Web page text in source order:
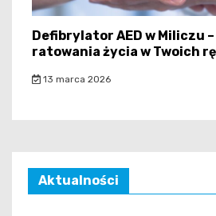
Defibrylator AED w Miliczu
ratowania życia w Twoich
13 marca 2026
Aktualności